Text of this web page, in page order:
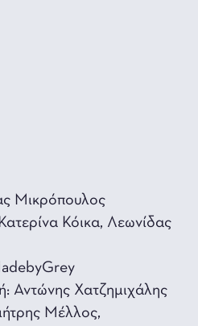
Μικρόπουλος
Κόικα, Λεωνίδας
Αντώνης Χατζημιχάλης
Μέλλος,